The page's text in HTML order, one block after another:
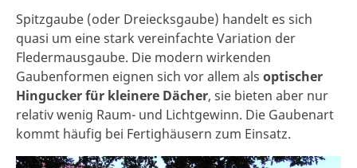
Spitzgaube (oder Dreiecksgaube) handelt es sich
quasi um eine stark vereinfachte Variation der
Fledermausgaube. Die modern wirkenden
Gaubenformen eignen sich vor allem als optischer
Hingucker für kleinere Dächer, sie bieten aber nur
relativ wenig Raum- und Lichtgewinn. Die Gaubenart
kommt häufig bei Fertighäusern zum Einsatz.